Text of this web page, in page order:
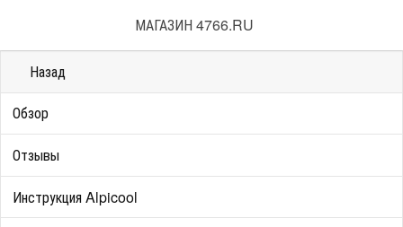
МАГАЗИН 4766.RU
Назад
Обзор
Отзывы
Инструкция Alpicool